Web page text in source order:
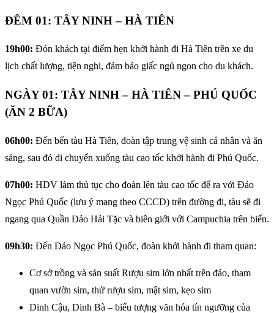
ĐÊM 01: TÂY NINH – HÀ TIÊN
19h00: Đón khách tại điểm hẹn khởi hành đi Hà Tiên trên xe du
lịch chất lượng, tiện nghi, đảm bảo giấc ngủ ngon cho du khách.
NGÀY 01: TÂY NINH – HÀ TIÊN – PHÚ QUỐC
(ĂN 2 BỮA)
06h00: Đến bến tàu Hà Tiên, đoàn tập trung vệ sinh cá nhân và ăn
sáng, sau đó di chuyển xuống tàu cao tốc khởi hành đi Phú Quốc.
07h00: HDV làm thủ tục cho đoàn lên tàu cao tốc để ra với Đảo
Ngọc Phú Quốc (lưu ý mang theo CCCD) trên đường đi, tàu sẽ đi
ngang qua Quần Đảo Hải Tặc và biên giới với Campuchia trên biển.
09h30: Đến Đảo Ngọc Phú Quốc, đoàn khởi hành đi tham quan:
Cơ sở trồng và sản suất Rượu sim lớn nhất trên đảo, tham
quan vườn sim, thử rượu sim, mật sim, kẹo sim
Dinh Cậu, Dinh Bà – biểu tượng văn hóa tín ngưỡng của